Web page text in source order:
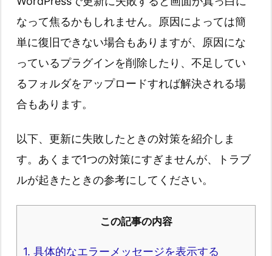
なって焦るかもしれません。原因によっては簡
単に復旧できない場合もありますが、原因にな
っているプラグインを削除したり、不足してい
るフォルダをアップロードすれば解決される場
合もあります。
以下、更新に失敗したときの対策を紹介しま
す。あくまで1つの対策にすぎませんが、トラブ
ルが起きたときの参考にしてください。
この記事の内容
1. 具体的なエラーメッセージを表示する